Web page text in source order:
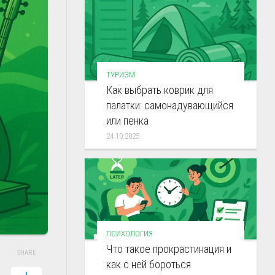
SHARE
ТУРИЗМ
Как выбрать коврик для
палатки: самонадувающийся
или пенка
24.10.2025
ПСИХОЛОГИЯ
Что такое прокрастинация и
как с ней бороться